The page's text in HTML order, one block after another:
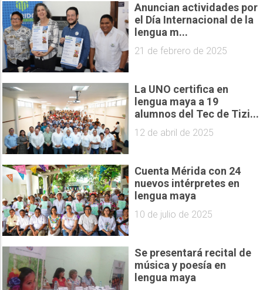
Anuncian actividades por
el Día Internacional de la
lengua m...
21 de febrero de 2025
La UNO certifica en
lengua maya a 19
alumnos del Tec de Tizi...
12 de abril de 2025
Cuenta Mérida con 24
nuevos intérpretes en
lengua maya
10 de julio de 2025
Se presentará recital de
música y poesía en
lengua maya